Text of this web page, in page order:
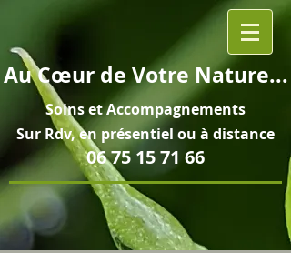
AuCœurde Votre Nature...
Soins etAccompagnements
Sur Rdv, en présentiel ou à distance
06 75 15 71 66